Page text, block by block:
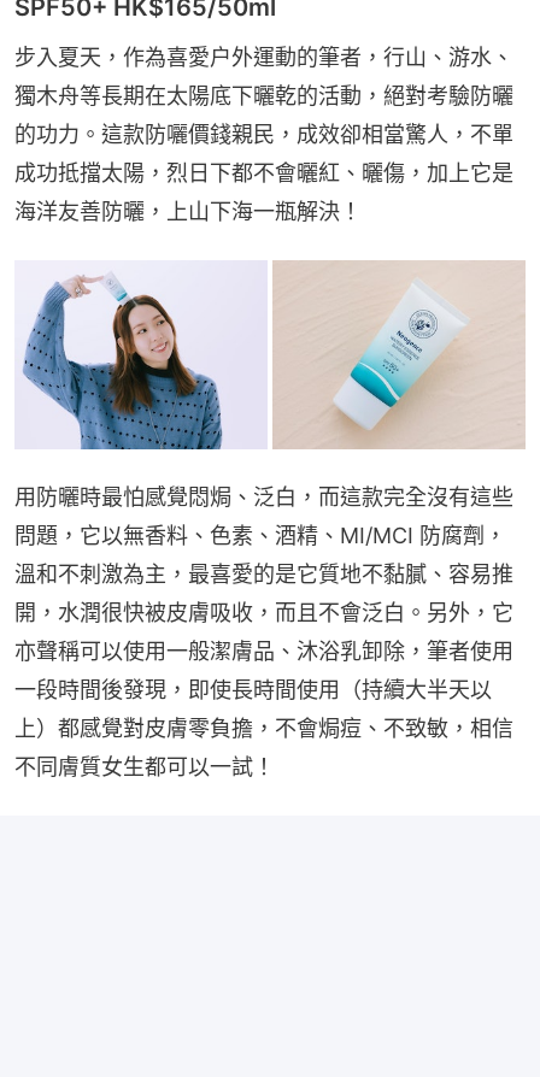
SPF50+ HK$165/50ml
步入夏天，作為喜愛户外運動的筆者，行山、游水、
獨木舟等長期在太陽底下曬乾的活動，絕對考驗防曬
的功力。這款防囇價錢親民，成效卻相當驚人，不單
成功抵擋太陽，烈日下都不會曬紅、曬傷，加上它是
海洋友善防曬，上山下海一瓶解決！
用防曬時最怕感覺悶焗、泛白，而這款完全沒有這些
問題，它以無香料、色素、酒精、MI/MCI 防腐劑，
溫和不刺激為主，最喜愛的是它質地不黏膩、容易推
開，水潤很快被皮膚吸收，而且不會泛白。另外，它
亦聲稱可以使用一般潔膚品、沐浴乳卸除，筆者使用
一段時間後發現，即使長時間使用（持續大半天以
上）都感覺對皮膚零負擔，不會焗痘、不致敏，相信
不同膚質女生都可以一試！